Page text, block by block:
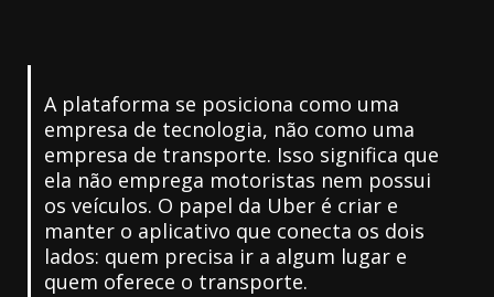
A plataforma se posiciona como uma
empresa de tecnologia, não como uma
empresa de transporte. Isso significa que
ela não emprega motoristas nem possui
os veículos. O papel da Uber é criar e
manter o aplicativo que conecta os dois
lados: quem precisa ir a algum lugar e
quem oferece o transporte.